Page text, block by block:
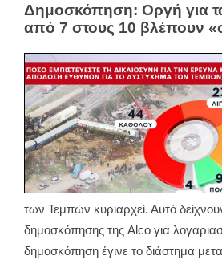
Δημοσκόπηση: Οργή για
από 7 στους 10 βλέπουν
των Τεμπών κυριαρχεί. Αυτό
δημοσκόπησης της Alco για
δημοσκόπηση έγινε το διάστημα